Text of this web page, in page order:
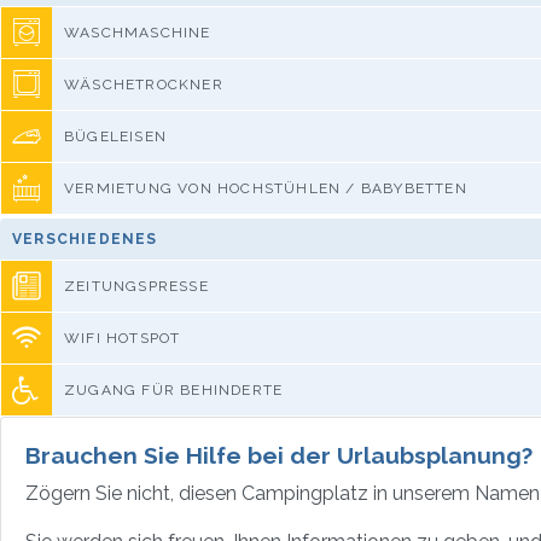
WASCHMASCHINE
WÄSCHETROCKNER
BÜGELEISEN
VERMIETUNG VON HOCHSTÜHLEN / BABYBETTEN
VERSCHIEDENES
ZEITUNGSPRESSE
WIFI HOTSPOT
ZUGANG FÜR BEHINDERTE
Brauchen Sie Hilfe bei der Urlaubsplanung?
Zögern Sie nicht, diesen Campingplatz in unserem